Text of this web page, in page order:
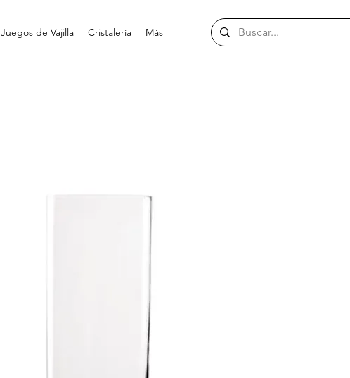
Juegos de Vajilla Cristalería Más